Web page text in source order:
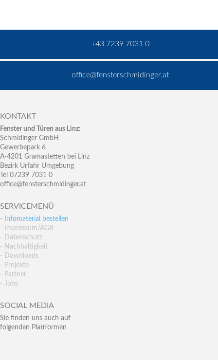
+43 7239 7031 0
office@fensterschmidinger.at
KONTAKT
Fenster und Türen aus Linz:
Schmidinger GmbH
Gewerbepark 6
A-4201 Gramastetten bei Linz
Bezirk Urfahr Umgebung
Tel 07239 7031 0
office@fensterschmidinger.at
SERVICEMENÜ
- Infomaterial bestellen
- Impressum/AGB
- Datenschutz
- Nachhaltigkeit
- Downloads
- Projekte
- Partner
- Jobs
SOCIAL MEDIA
Sie finden uns auch auf
folgenden Plattformen